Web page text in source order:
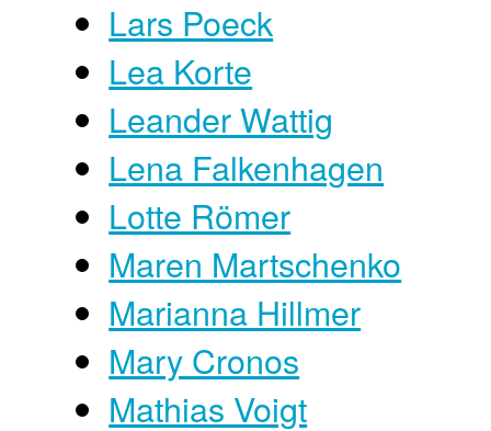
Lars Poeck
Lea Korte
Leander Wattig
Lena Falkenhagen
Lotte Römer
Maren Martschenko
Marianna Hillmer
Mary Cronos
Mathias Voigt